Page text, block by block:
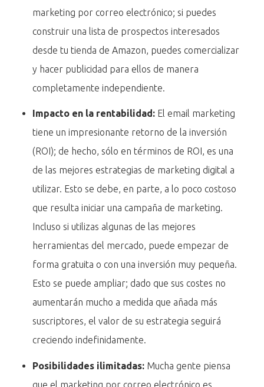
marketing por correo electrónico; si puedes
construir una lista de prospectos interesados
desde tu tienda de Amazon, puedes comercializar
y hacer publicidad para ellos de manera
completamente independiente.
Impacto en la rentabilidad: El email marketing
tiene un impresionante retorno de la inversión
(ROI); de hecho, sólo en términos de ROI, es una
de las mejores estrategias de marketing digital a
utilizar. Esto se debe, en parte, a lo poco costoso
que resulta iniciar una campaña de marketing.
Incluso si utilizas algunas de las mejores
herramientas del mercado, puede empezar de
forma gratuita o con una inversión muy pequeña.
Esto se puede ampliar; dado que sus costes no
aumentarán mucho a medida que añada más
suscriptores, el valor de su estrategia seguirá
creciendo indefinidamente.
Posibilidades ilimitadas: Mucha gente piensa
que el marketing por correo electrónico es